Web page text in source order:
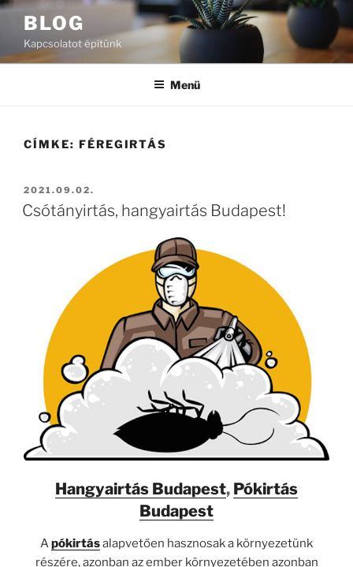
Tartalomhoz
BLOG
Kapcsolatot építünk
Menü
CÍMKE: FÉREGIRTÁS
BEKÜLDVE:
2021.09.02.
Csótányirtás, hangyairtás Budapest!
Hangyairtás Budapest, Pókirtás
Budapest
Apókirtásalapvetően hasznosak a környezetünk
részére, azonban az ember környezetében azonban